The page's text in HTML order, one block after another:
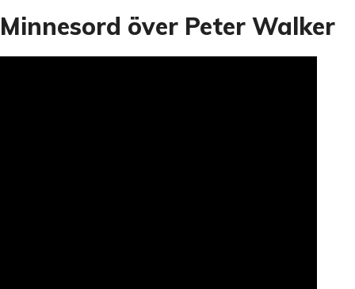
Minnesord över Peter Walker